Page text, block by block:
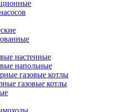
настенные
напольные
газовые котлы
газовые котлы